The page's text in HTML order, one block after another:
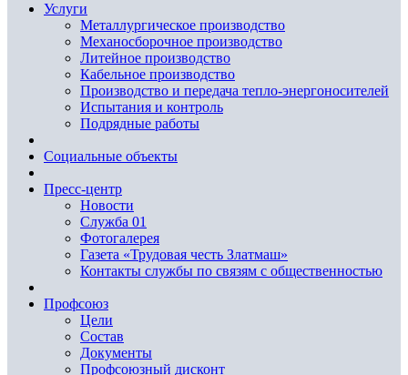
Услуги
Металлургическое производство
Механосборочное производство
Литейное производство
Кабельное производство
Производство и передача тепло-энергоносителей
Испытания и контроль
Подрядные работы
Социальные объекты
Пресс-центр
Новости
Служба 01
Фотогалерея
Газета «Трудовая честь Златмаш»
Контакты службы по связям с общественностью
Профсоюз
Цели
Состав
Документы
Профсоюзный дисконт